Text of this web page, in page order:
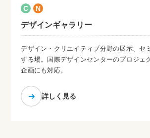
C N
デザインギャラリー
デザイン・クリエイティブ分野の展示、セ
する場。国際デザインセンターのプロジェ
企画にも対応。
詳しく見る